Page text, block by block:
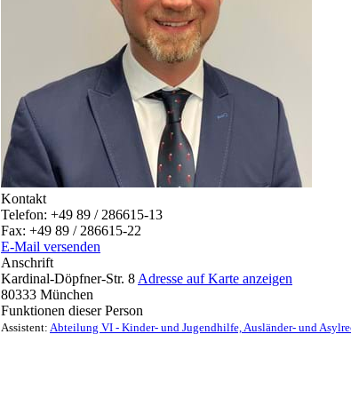
Kontakt
Telefon: +49 89 / 286615-13
Fax: +49 89 / 286615-22
E-Mail versenden
Anschrift
Kardinal-Döpfner-Str. 8 Adresse auf Karte anzeigen
80333 München
Funktionen dieser Person
Assistent: Abteilung VI - Kinder- und Jugendhilfe, Ausländer- und